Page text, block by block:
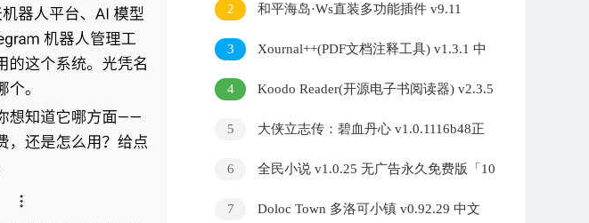
2 和平海岛·Ws直装多功能插件 v9.11
3
Xournal++(PDF文档注释工具) v1.3.1 中
文绿色版
4
Koodo Reader(开源电子书阅读器) v2.3.5
5
大侠立志传：碧血丹心 v1.0.1116b48正
6
全民小说 v1.0.25 无广告永久免费版「10
7
Doloc Town 多洛可小镇 v0.92.29 中文